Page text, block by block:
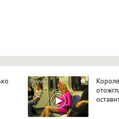
становятся
i